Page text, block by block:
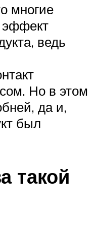
многие
эффект
ведь
Но в этом
да и,
был
такой